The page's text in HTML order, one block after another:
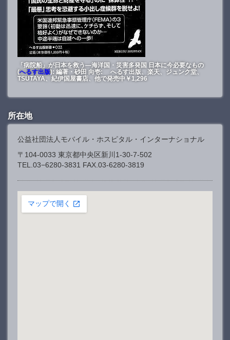
「病院船」が日本を救う―海洋国・災害多発国 日本に今必要なもの
(へるす出版): 編著・砂田 向壱: へるす出版、楽天、ジュンク堂、
TSUTAYA、紀伊国屋書店、他で発売中￥1,296
所在地
公益社団法人モバイル・ホスピタル・インターナショナル
〒104-0033 東京都中央区新川1-30-7-502
TEL.03−6280-3831 FAX.03-6280-3819